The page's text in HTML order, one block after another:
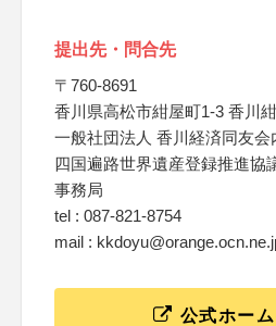
提出先・問合先
〒760-8691
香川県高松市紺屋町1-3 香川
一般社団法人 香川経済同友会
四国遍路世界遺産登録推進協
事務局
tel : 087-821-8754
mail :
公式ホー